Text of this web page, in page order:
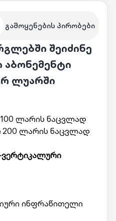
გამოყენების პირობები
შეიძინე
აბონემენტი
ლუარში
100 ლარის ნაცვლად
200 ლარის ნაცვლად
ინფრაწითელი